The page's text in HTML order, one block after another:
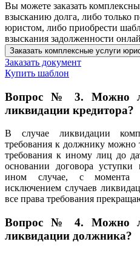
Вы можете заказать
взысканию долга, либо только
юристом, либо приобрести
взыскания задолженности
Заказать комплексные услуги
Заказать документ
Купить шаблон
Вопрос № 3. Можно
ликвидации кредитора?
В случае ликвидации
требования к должнику можно
требования к иному лиц до
основании договора
ином случае, с момента
исключением случаев
все права требования
Вопрос № 4. Можно
ликвидации должника?